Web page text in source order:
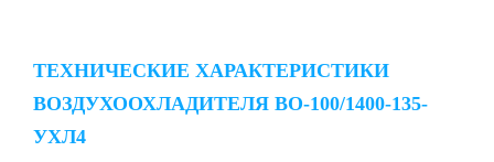
ТЕХНИЧЕСКИЕ ХАРАКТЕРИСТИКИ
ВОЗДУХООХЛАДИТЕЛЯ ВО-100/1400-135-
УХЛ4